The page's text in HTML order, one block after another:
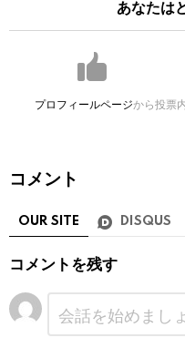
あなたは
プロフィールページから投票
コメント
OUR SITE DISQUS
コメントを残す